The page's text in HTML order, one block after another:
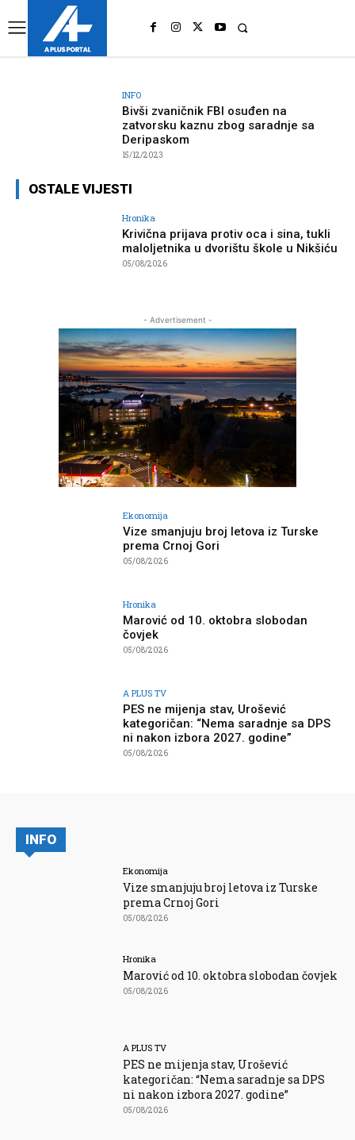
INFO
Bivši zvaničnik FBI osuđen na
zatvorsku kaznu zbog saradnje sa
Deripaskom
15/12/2023
OSTALE VIJESTI
Hronika
Krivična prijava protiv oca i sina, tukli
maloljetnika u dvorištu škole u Nikšiću
05/08/2026
- Advertisement -
Ekonomija
Vize smanjuju broj letova iz Turske
prema Crnoj Gori
05/08/2026
Hronika
Marović od 10. oktobra slobodan
čovjek
05/08/2026
A PLUS TV
PES ne mijenja stav, Urošević
kategoričan: “Nema saradnje sa DPS
ni nakon izbora 2027. godine”
05/08/2026
INFO
Ekonomija
Vize smanjuju broj letova iz Turske
prema Crnoj Gori
05/08/2026
Hronika
Marović od 10. oktobra slobodan čovjek
05/08/2026
A PLUS TV
PES ne mijenja stav, Urošević
kategoričan: “Nema saradnje sa DPS
ni nakon izbora 2027. godine”
05/08/2026